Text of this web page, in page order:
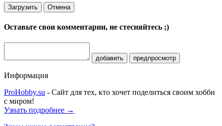
Загрузить Отмена
Оставьте свои комментарии, не стесняйтесь ;)
добавить предпросмотр
Информация
ProHobby.su - Сайт для тех, кто хочет поделиться своим хобби
с миром!
Узнать подробнее →